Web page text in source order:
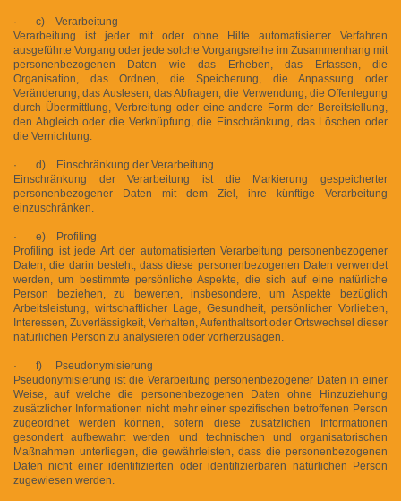
· c) Verarbeitung
Verarbeitung ist jeder mit oder ohne Hilfe automatisierter Verfahren
ausgeführte Vorgang oder jede solche Vorgangsreihe im Zusammenhang mit
personenbezogenen Daten wie das Erheben, das Erfassen, die
Organisation, das Ordnen, die Speicherung, die Anpassung oder
Veränderung, das Auslesen, das Abfragen, die Verwendung, die Offenlegung
durch Übermittlung, Verbreitung oder eine andere Form der Bereitstellung,
den Abgleich oder die Verknüpfung, die Einschränkung, das Löschen oder
die Vernichtung.
· d) Einschränkung der Verarbeitung
Einschränkung der Verarbeitung ist die Markierung gespeicherter
personenbezogener Daten mit dem Ziel, ihre künftige Verarbeitung
einzuschränken.
· e) Profiling
Profiling ist jede Art der automatisierten Verarbeitung personenbezogener
Daten, die darin besteht, dass diese personenbezogenen Daten verwendet
werden, um bestimmte persönliche Aspekte, die sich auf eine natürliche
Person beziehen, zu bewerten, insbesondere, um Aspekte bezüglich
Arbeitsleistung, wirtschaftlicher Lage, Gesundheit, persönlicher Vorlieben,
Interessen, Zuverlässigkeit, Verhalten, Aufenthaltsort oder Ortswechsel dieser
natürlichen Person zu analysieren oder vorherzusagen.
· f) Pseudonymisierung
Pseudonymisierung ist die Verarbeitung personenbezogener Daten in einer
Weise, auf welche die personenbezogenen Daten ohne Hinzuziehung
zusätzlicher Informationen nicht mehr einer spezifischen betroffenen Person
zugeordnet werden können, sofern diese zusätzlichen Informationen
gesondert aufbewahrt werden und technischen und organisatorischen
Maßnahmen unterliegen, die gewährleisten, dass die personenbezogenen
Daten nicht einer identifizierten oder identifizierbaren natürlichen Person
zugewiesen werden.